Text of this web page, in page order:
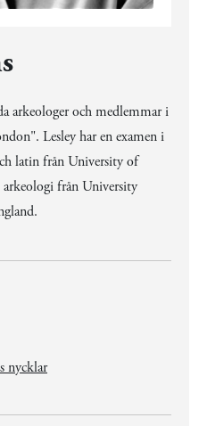
arkeologer och medlemmar i
Lesley har en examen i
latin från University of
från University
nycklar